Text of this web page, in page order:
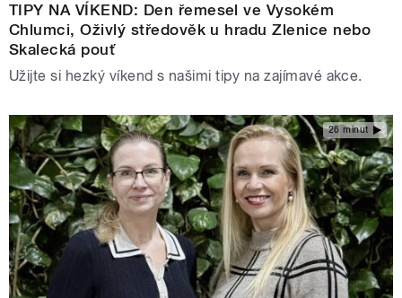
TIPY NA VÍKEND: Den řemesel ve Vysokém
Chlumci, Oživlý středověk u hradu Zlenice nebo
Skalecká pouť
Užijte si hezký víkend s našimi tipy na zajímavé akce.
26 minut